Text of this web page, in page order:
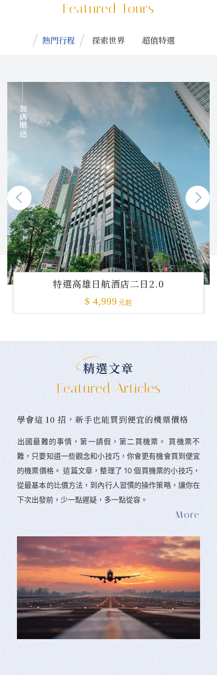
Featured Tours
熱門行程 探索世界 超值特選
加碼贈送
特選高雄日航酒店二日2.0
$ 4,999 元起
精選文章
Featured Articles
學會這 10 招，新手也能買到便宜的機票價格
󠀠出國最難的事情，第一請假，第二買機票。 󠀠買機票不
難，只要知道一些觀念和小技巧，你會更有機會買到便宜
的機票價格。 這篇文章，整理了 10 個買機票的小技巧，
從最基本的比價方法，到內行人習慣的操作策略，讓你在
下次出發前，少一點遲疑，多一點從容。